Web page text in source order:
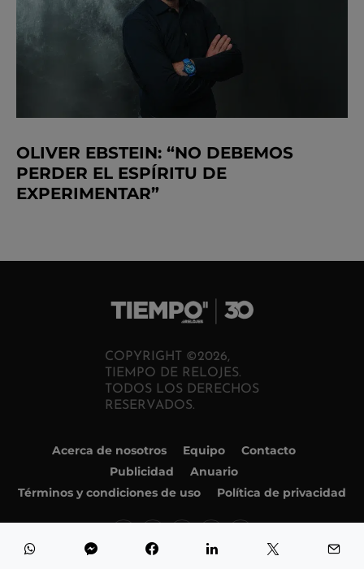
OLIVER EBSTEIN: “NO DEBEMOS
PERDER EL ESPÍRITU DE
EXPERIMENTAR”
COPYRIGHT ©2026,
TIEMPO DE RELOJES.
TODOS LOS DERECHOS
RESERVADOS.
Acerca de nosotros Equipo
Contacto
Publicidad
Anuario
Términos y condiciones de uso
Política de privacidad